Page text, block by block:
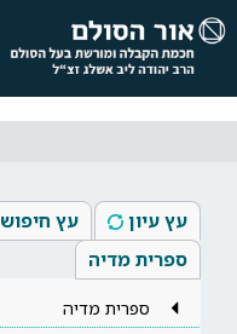
עץ עיון עץ חיפוש
ספרית מדיה
ספרית מדיה